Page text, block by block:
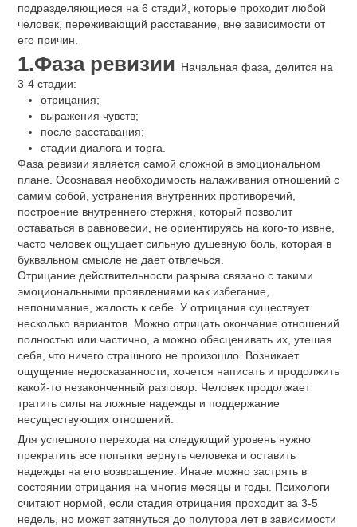
подразделяющиеся на 6 стадий, которые проходит любой
человек, переживающий расставание, вне зависимости от
его причин.
1.Фаза ревизии Начальная фаза, делится на
3-4 стадии:
отрицания;
выражения чувств;
после расставания;
стадии диалога и торга.
Фаза ревизии является самой сложной в эмоциональном
плане. Осознавая необходимость налаживания отношений с
самим собой, устранения внутренних противоречий,
построение внутреннего стержня, который позволит
оставаться в равновесии, не ориентируясь на кого-то извне,
часто человек ощущает сильную душевную боль, которая в
буквальном смысле не дает отвлечься.
Отрицание действительности разрыва связано с такими
эмоциональными проявлениями как избегание,
непонимание, жалость к себе. У отрицания существует
несколько вариантов. Можно отрицать окончание отношений
полностью или частично, а можно обесценивать их, утешая
себя, что ничего страшного не произошло. Возникает
ощущение недосказанности, хочется написать и продолжить
какой-то незаконченный разговор. Человек продолжает
тратить силы на ложные надежды и поддержание
несуществующих отношений.
Для успешного перехода на следующий уровень нужно
прекратить все попытки вернуть человека и оставить
надежды на его возвращение. Иначе можно застрять в
состоянии отрицания на многие месяцы и годы. Психологи
считают нормой, если стадия отрицания проходит за 3-5
недель, но может затянуться до полутора лет в зависимости